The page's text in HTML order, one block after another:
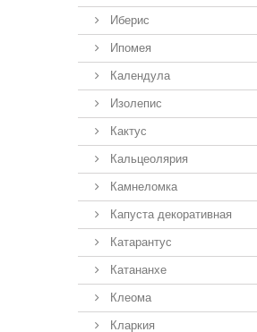
Иберис
Ипомея
Календула
Изолепис
Кактус
Кальцеолярия
Камнеломка
Капуста декоративная
Катарантус
Катананхе
Клеома
Кларкия